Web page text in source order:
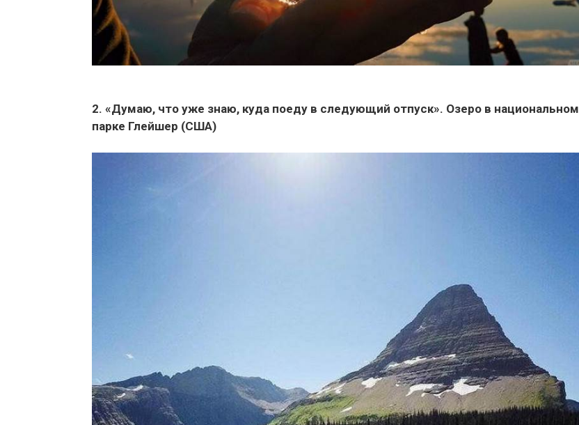
2. «Думаю, что уже знаю, куда поеду в следующий отпуск». Озеро в национальном
парке Глейшер (США)